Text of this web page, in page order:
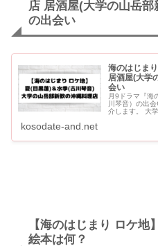
店 居酒屋(大学の山岳
の出会い
海のはじま
居酒屋(大学
会い
月9ドラマ『海
川琴音）の出
介します。 大学の山岳部の新歓で訪れた沖縄料理屋さんで
kosodate-and.net
【海のはじまり ロケ地
絵本は何？